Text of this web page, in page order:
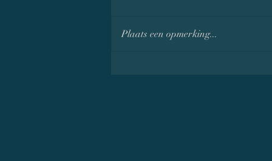
Plaats een opmerking...